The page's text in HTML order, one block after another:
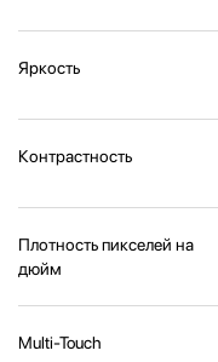
Яркость
Контрастность
Плотность пикселей на
дюйм
Multi-Touch